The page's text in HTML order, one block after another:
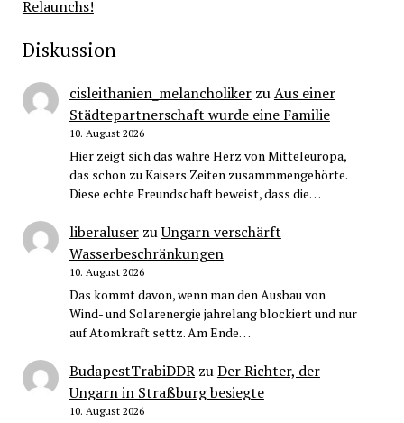
Relaunchs!
Diskussion
cisleithanien_melancholikerzuAus einer
Städtepartnerschaft wurde eine Familie
10. August 2026
Hier zeigt sich das wahre Herz von Mitteleuropa,
das schon zu Kaisers Zeiten zusammmengehörte.
Diese echte Freundschaft beweist, dass die…
liberaluserzuUngarn verschärft
Wasserbeschränkungen
10. August 2026
Das kommt davon, wenn man den Ausbau von
Wind- und Solarenergie jahrelang blockiert und nur
auf Atomkraft settz. Am Ende…
BudapestTrabiDDRzuDer Richter, der
Ungarn in Straßburg besiegte
10. August 2026